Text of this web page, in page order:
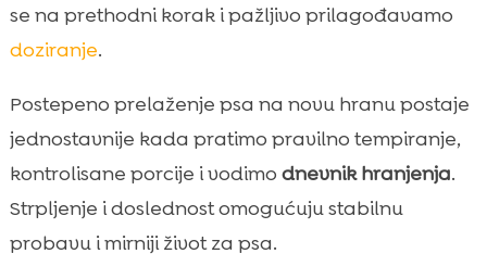
se na prethodni korak i pažljivo prilagođavamo
doziranje.
Postepeno prelaženje psa na novu hranu postaje
jednostavnije kada pratimo pravilno tempiranje,
kontrolisane porcije i vodimo dnevnik hranjenja.
Strpljenje i doslednost omogućuju stabilnu
probavu i mirniji život za psa.